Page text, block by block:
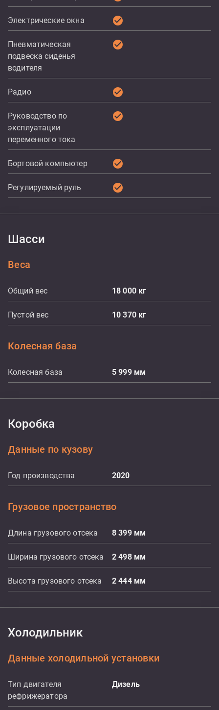
Электрические окна check_circle
Пневматическая
подвеска сиденья
водителя
check_circle
Радио check_circle
Руководство по
эксплуатации
переменного тока
check_circle
Бортовой компьютер check_circle
Регулируемый руль check_circle
Шасси
Веса
Общий вес 18 000 кг
Пустой вес 10 370 кг
Колесная база
Колесная база 5 999 мм
Коробка
Данные по кузову
Год производства 2020
Грузовое пространство
Длина грузового отсека 8 399 мм
Ширина грузового отсека 2 498 мм
Высота грузового отсека 2 444 мм
Холодильник
Данные холодильной установки
Тип двигателя
рефрижератора
Дизель